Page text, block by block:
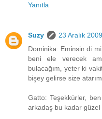
Yanıtla
Suzy
23 Aralık
Dominika: Eminsin di
beni ele verecek
bulacağım, yeter ki
bişey gelirse size
Gatto: Teşekkürler,
arkadaş bu kadar